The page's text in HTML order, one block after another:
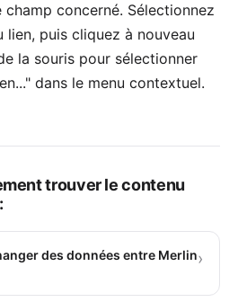
concerné. Sélectionnez
lien, puis cliquez à nouveau
la souris pour sélectionner
dans le menu contextuel.
trouver le contenu
des données entre Merlin›